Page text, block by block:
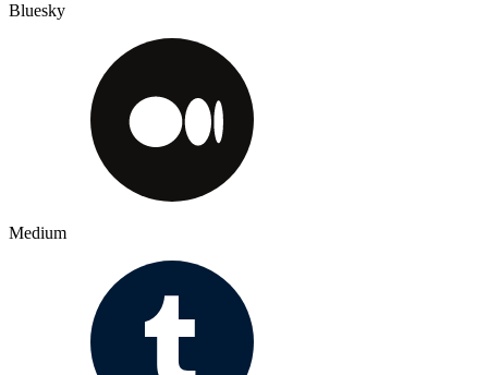
Bluesky
Medium